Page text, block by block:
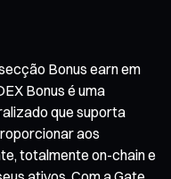
Bonus earn em
Bonus é uma
que suporta
aos
totalmente on-chain e